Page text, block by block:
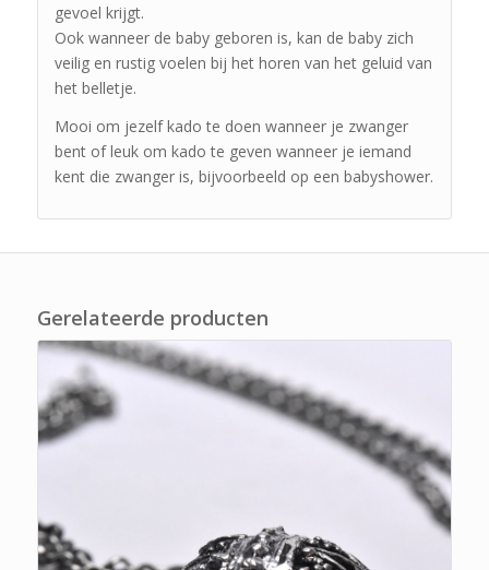
gevoel krijgt.
Ook wanneer de baby geboren is, kan de baby zich
veilig en rustig voelen bij het horen van het geluid van
het belletje.
Mooi om jezelf kado te doen wanneer je zwanger
bent of leuk om kado te geven wanneer je iemand
kent die zwanger is, bijvoorbeeld op een babyshower.
Gerelateerde producten